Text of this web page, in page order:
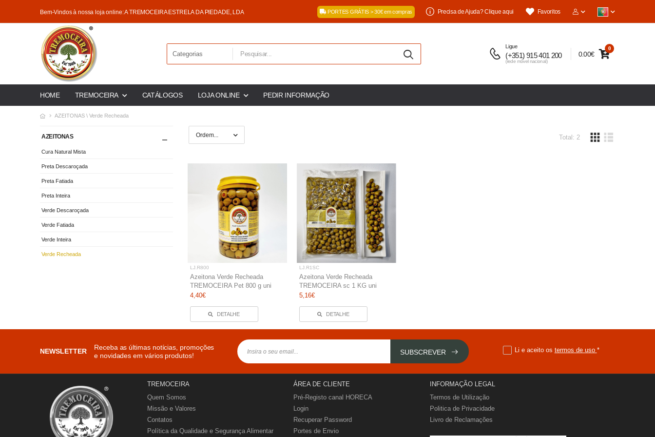
Bem-Vindos à nossa loja online: A TREMOCEIRA ESTRELA DA PIEDADE, LDA PORTES GRÁTIS > 30€ em compras Precisa de Ajuda? Clique aqui Favoritos
Ligue
(+351) 915 401 200
(rede móvel nacional)
0.00€
0
HOME TREMOCEIRA CATÁLOGOS LOJA ONLINE PEDIR INFORMAÇÃO
AZEITONAS \ Verde Recheada
AZEITONAS
Cura Natural Mista
Preta Descaroçada
Preta Fatiada
Preta Inteira
Verde Descaroçada
Verde Fatiada
Verde Inteira
Verde Recheada
Total: 2
LJ.R800
Azeitona Verde Recheada
TREMOCEIRA Pet 800 g uni
4,40€
DETALHE
LJ.R1SC
Azeitona Verde Recheada
TREMOCEIRA sc 1 KG uni
5,16€
DETALHE
NEWSLETTER
Receba as últimas notícias, promoções
e novidades em vários produtos!
SUBSCREVER Li e aceito os termos de uso *
TREMOCEIRA
Quem Somos
Missão e Valores
Contatos
Política da Qualidade e Segurança Alimentar
ÁREA DE CLIENTE
Pré-Registo canal HORECA
Login
Recuperar Password
Portes de Envio
INFORMAÇÃO LEGAL
Termos de Utilização
Politica de Privacidade
Livro de Reclamações